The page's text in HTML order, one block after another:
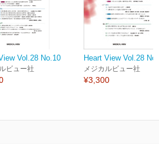
Vol.28 No.10
ビュー社
Heart View Vol.28 No.9
メジカルビュー社
¥3,300